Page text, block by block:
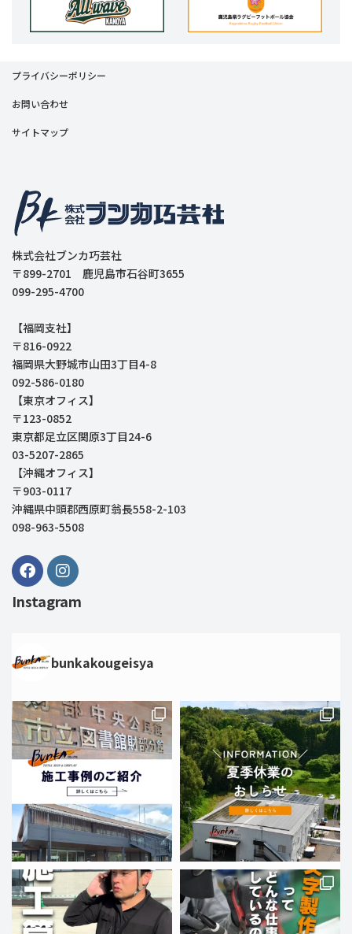
プライバシーポリシー
お問い合わせ
サイトマップ
株式会社ブンカ巧芸社
〒899-2701 鹿児島市石谷町3655
099-295-4700
【福岡支社】
〒816-0922
福岡県大野城市山田3丁目4-8
092-586-0180
【東京オフィス】
〒123-0852
東京都足立区関原3丁目24-6
03-5207-2865
【沖縄オフィス】
〒903-0117
沖縄県中頭郡西原町翁長558-2-103
098-963-5508
Instagram
bunkakougeisya